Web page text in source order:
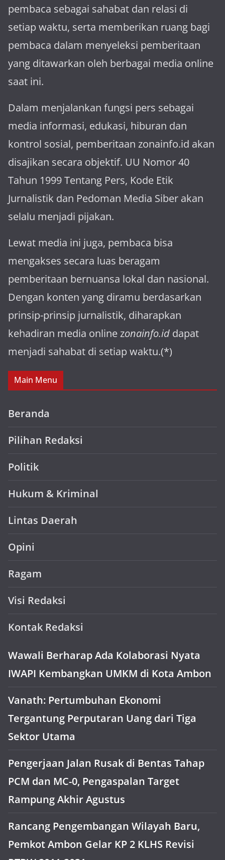
pembaca sebagai sahabat dan relasi di
setiap waktu, serta memberikan ruang bagi
pembaca dalam menyeleksi pemberitaan
yang ditawarkan oleh berbagai media online
saat ini.
Dalam menjalankan fungsi pers sebagai
media informasi, edukasi, hiburan dan
kontrol sosial, pemberitaan zonainfo.id akan
disajikan secara objektif. UU Nomor 40
Tahun 1999 Tentang Pers, Kode Etik
Jurnalistik dan Pedoman Media Siber akan
selalu menjadi pijakan.
Lewat media ini juga, pembaca bisa
mengakses secara luas beragam
pemberitaan bernuansa lokal dan nasional.
Dengan konten yang diramu berdasarkan
prinsip-prinsip jurnalistik, diharapkan
kehadiran media online zonainfo.id dapat
menjadi sahabat di setiap waktu.(*)
Main Menu
Beranda
Pilihan Redaksi
Politik
Hukum & Kriminal
Lintas Daerah
Opini
Ragam
Visi Redaksi
Kontak Redaksi
Wawali Berharap Ada Kolaborasi Nyata
IWAPI Kembangkan UMKM di Kota Ambon
Vanath: Pertumbuhan Ekonomi
Tergantung Perputaran Uang dari Tiga
Sektor Utama
Pengerjaan Jalan Rusak di Bentas Tahap
PCM dan MC-0, Pengaspalan Target
Rampung Akhir Agustus
Rancang Pengembangan Wilayah Baru,
Pemkot Ambon Gelar KP 2 KLHS Revisi